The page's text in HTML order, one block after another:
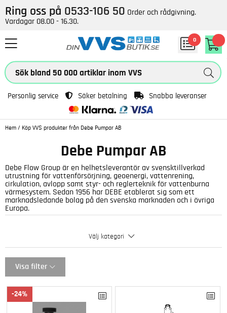
Ring oss på 0533-106 50 Order och rådgivning.
Vardagar 08.00 - 16.30.
0
Personlig service Säker betalning Snabba leveranser
Hem / Köp VVS produkter från Debe Pumpar AB
Debe Pumpar AB
Debe Flow Group är en helhetsleverantör av svensktillverkad
utrustning för vattenförsörjning, geoenergi, vattenrening,
cirkulation, avlopp samt styr- och reglerteknik för vattenburna
värmesystem. Sedan 1956 har DEBE etablerat sig som ett
marknadsledande bolag på den svenska marknaden och i övriga
Europa.
Välj kategori
Visa filter
24